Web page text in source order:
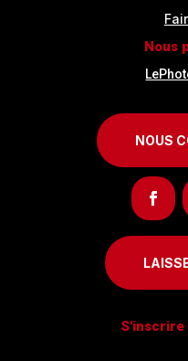
Nous
NOUS
S'inscrire